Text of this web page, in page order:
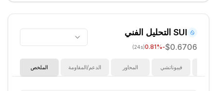
SUI التحليل الفني
$0.6706
-0.81
%
(24s)
الملخص الدعم/المقاومة المحاور فيبوناتشي